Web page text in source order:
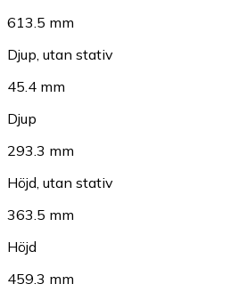
613.5 mm
Djup, utan stativ
45.4 mm
Djup
293.3 mm
Höjd, utan stativ
363.5 mm
Höjd
459.3 mm